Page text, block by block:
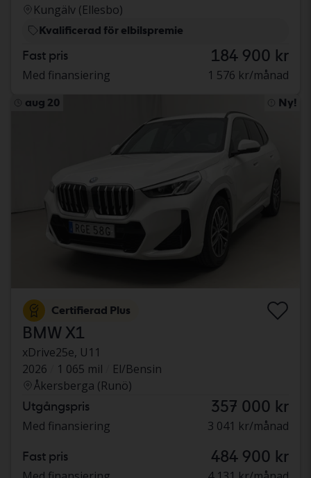
Kungälv (Ellesbo)
Kvalificerad för elbilspremie
Fast pris 184 900 kr
Med finansiering 1 576 kr/månad
aug 20 Ny!
Certifierad Plus
BMW X1
xDrive25e, U11
2026
1 065 mil
El/Bensin
Åkersberga (Runö)
Utgångspris 357 000 kr
Med finansiering 3 041 kr/månad
Fast pris 484 900 kr